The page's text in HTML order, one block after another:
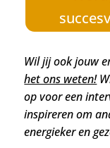
Wil jij ook jouw
het ons weten!
op voor een
inspireren om
energieker en